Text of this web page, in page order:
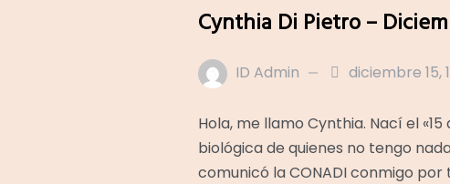
Cynthia Di Pietro –
ID Admin diciembre 15,
Hola, me llamo Cynthia. Nací el
biológica de quienes no tengo
comunicó la CONADI conmigo